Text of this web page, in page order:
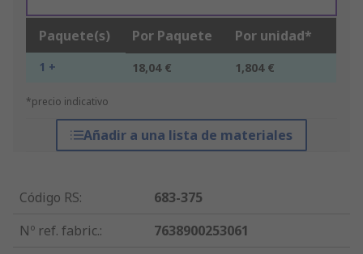
Paquete(s) Por Paquete Por unidad*
1 + 18,04 € 1,804 €
*precio indicativo
Añadir a una lista de materiales
Código RS:
683-375
Nº ref. fabric.:
7638900253061